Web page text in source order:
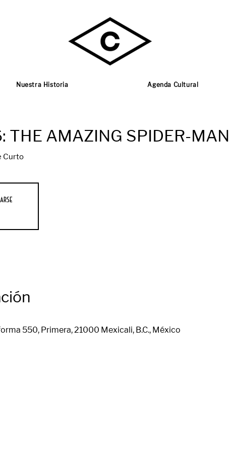
Nuestra Historia Agenda Cultural
THE AMAZING SPIDER-MAN
Curto
550, Primera, 21000 Mexicali, B.C., México